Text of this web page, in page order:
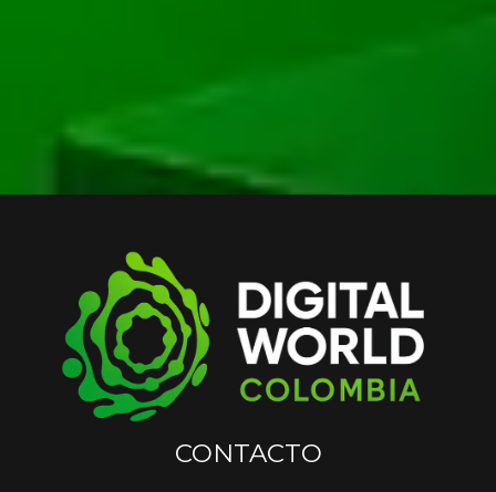
CONTACTO